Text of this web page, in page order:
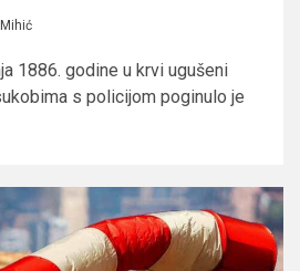
1886. godine u krvi ugušeni
s policijom poginulo je